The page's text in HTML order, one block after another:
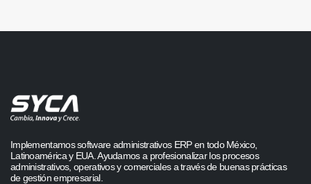
Implementamos software administrativos ERP en todo México,
Latinoamérica y EUA. Ayudamos a profesionalizar los procesos
administrativos, operativos y comerciales a través de buenas prácticas
de gestión empresarial.